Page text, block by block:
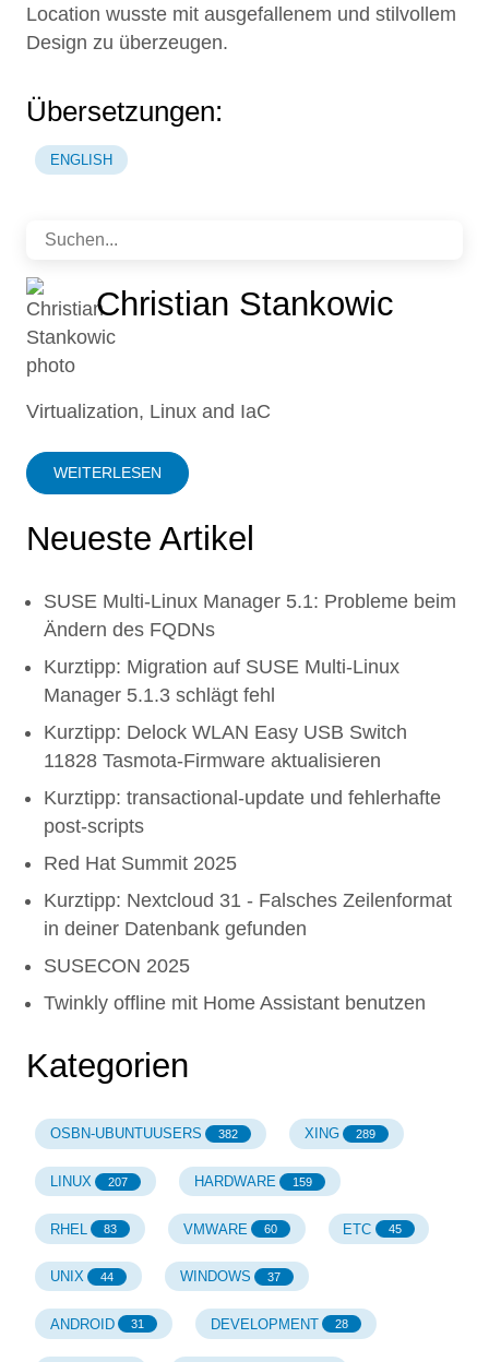
Location wusste mit ausgefallenem und stilvollem
Design zu überzeugen.
Übersetzungen:
ENGLISH
Christian Stankowic
Virtualization, Linux and IaC
WEITERLESEN
Neueste Artikel
SUSE Multi-Linux Manager 5.1: Probleme beim
Ändern des FQDNs
Kurztipp: Migration auf SUSE Multi-Linux
Manager 5.1.3 schlägt fehl
Kurztipp: Delock WLAN Easy USB Switch
11828 Tasmota-Firmware aktualisieren
Kurztipp: transactional-update und fehlerhafte
post-scripts
Red Hat Summit 2025
Kurztipp: Nextcloud 31 - Falsches Zeilenformat
in deiner Datenbank gefunden
SUSECON 2025
Twinkly offline mit Home Assistant benutzen
Kategorien
OSBN-UBUNTUUSERS 382 XING 289
LINUX 207 HARDWARE 159
RHEL 83 VMWARE 60 ETC 45
UNIX 44 WINDOWS 37
ANDROID 31 DEVELOPMENT 28